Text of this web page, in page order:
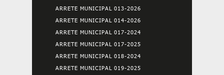
ARRETE MUNICIPAL 013-2026
ARRETE MUNICIPAL 014-2026
ARRETE MUNICIPAL 017-2024
ARRETE MUNICIPAL 017-2025
ARRETE MUNICIPAL 018-2024
ARRETE MUNICIPAL 019-2025